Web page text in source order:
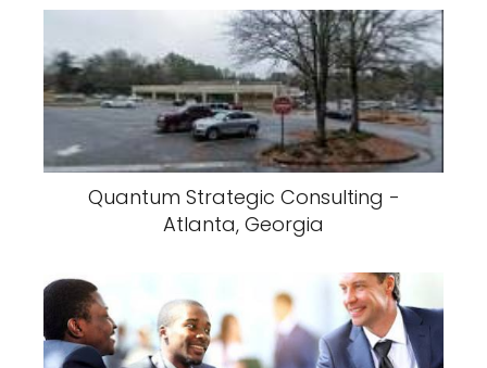
Quantum Strategic Consulting -
Atlanta, Georgia